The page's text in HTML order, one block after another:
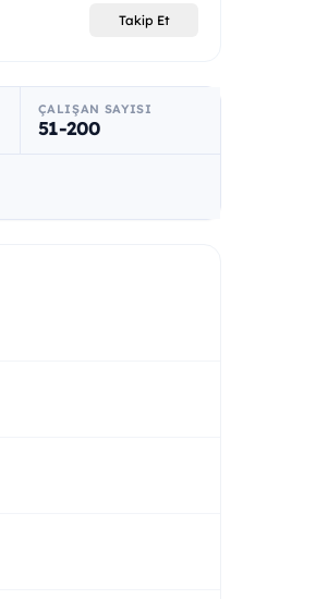
Takip Et
ÇALIŞAN SAYISI
51-200